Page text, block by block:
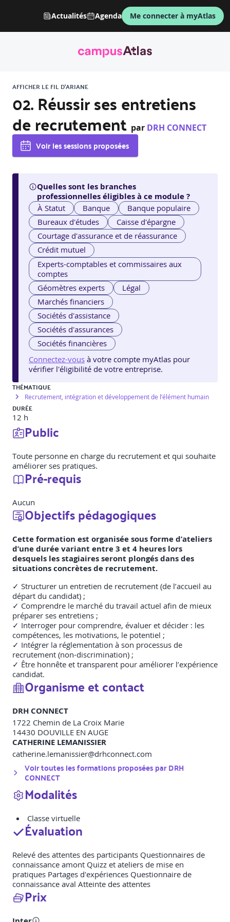
Actualités Agenda Me connecter à myAtlas
AFFICHER LE FIL D'ARIANE
02. Réussir ses entretiens
de recrutement par DRH CONNECT
Voir les sessions proposées
Quelles sont les branches
professionnelles éligibles à ce module ?
À Statut Banque
Banque populaire
Bureaux d'études
Caisse d'épargne
Courtage d'assurance et de réassurance
Crédit mutuel
Experts-comptables et commissaires aux
comptes
Géomètres experts
Légal
Marchés financiers
Sociétés d'assistance
Sociétés d'assurances
Sociétés financières
Connectez-vous à votre compte myAtlas pour
vérifier l'éligibilité de votre entreprise.
THÉMATIQUE
Recrutement, intégration et développement de l’élément humain
DURÉE
12 h
Public
Toute personne en charge du recrutement et qui souhaite
améliorer ses pratiques.
Pré-requis
Aucun
Objectifs pédagogiques
Cette formation est organisée sous forme d’ateliers
d’une durée variant entre 3 et 4 heures lors
desquels les stagiaires seront plongés dans des
situations concrètes de recrutement.
✓ Structurer un entretien de recrutement (de l’accueil au
départ du candidat) ;
✓ Comprendre le marché du travail actuel afin de mieux
préparer ses entretiens ;
✓ Interroger pour comprendre, évaluer et décider : les
compétences, les motivations, le potentiel ;
✓ Intégrer la réglementation à son processus de
recrutement (non-discrimination) ;
✓ Être honnête et transparent pour améliorer l’expérience
candidat.
Organisme et contact
DRH CONNECT
1722 Chemin de La Croix Marie
14430 DOUVILLE EN AUGE
CATHERINE LEMANISSIER
catherine.lemanissier@drhconnect.com
Voir toutes les formations proposées parDRH
CONNECT
Modalités
Classe virtuelle
Évaluation
Relevé des attentes des participants Questionnaires de
connaissance amont Quizz et ateliers de mise en
pratiques Partages d'expériences Questionnaire de
connaissance aval Atteinte des attentes
Prix